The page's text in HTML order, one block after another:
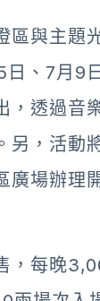
區與主題
日、7月9
，透過音
另，活動
廣場辦理
，每晚